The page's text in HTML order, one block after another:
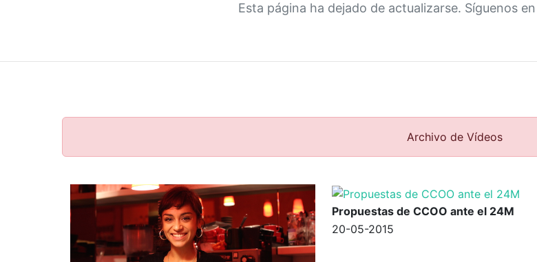
Esta página ha dejado de actualizarse. Síguenos
Archivo de Vídeos
Propuestas de CCOO ante el 24M
20-05-2015